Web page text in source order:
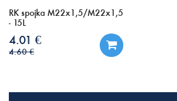
RK spojka M22x1,5/M22x1,5
- 15L
4.01 €
4.60 €